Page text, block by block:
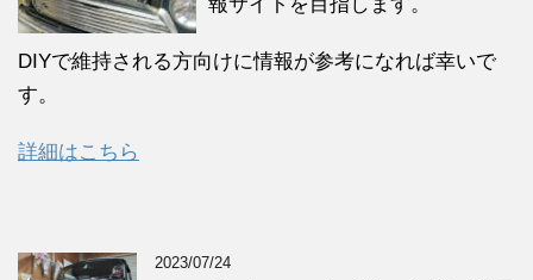
DIYで維持される方向けに情報が参考になれば幸いで
す。
詳細はこちら
2023/07/24